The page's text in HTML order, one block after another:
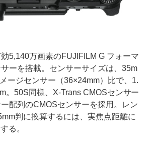
5,140万画素のFUJIFILM G フォーマ
ーを搭載。センサーサイズは、35m
ージセンサー（36×24mm）比で、1.
。50S同様、X-Trans CMOSセンサー
配列のCMOSセンサーを採用。レン
判に換算するには、実焦点距離に
る。